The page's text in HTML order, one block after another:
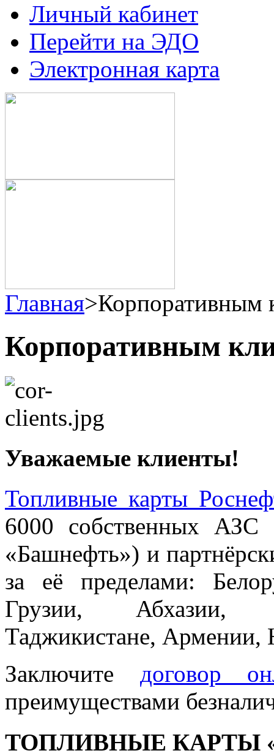
Личный кабинет
Перейти на ЭДО
Электронная карта
Главная>Корпоративным
Корпоративным
Уважаемые клиенты!
Топливные карты
6000 собственных
«Башнефть») и
за её пределами:
Грузии, Абхазии,
Таджикистане,
Заключите договор
преимуществами
ТОПЛИВНЫЕ КАРТЫ